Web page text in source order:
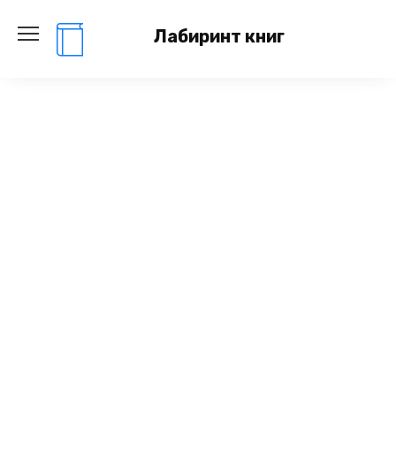
содержанию
Лабиринт книг